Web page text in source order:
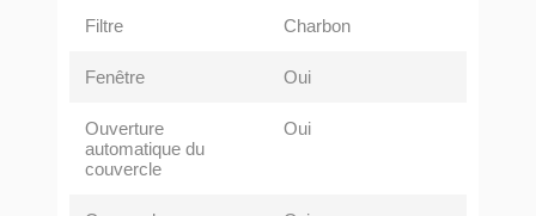
Filtre Charbon
Fenêtre Oui
Ouverture
automatique du
couvercle
Oui